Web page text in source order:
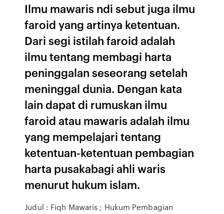
Ilmu mawaris ndi sebut juga ilmu
faroid yang artinya ketentuan.
Dari segi istilah faroid adalah
ilmu tentang membagi harta
peninggalan seseorang setelah
meninggal dunia. Dengan kata
lain dapat di rumuskan ilmu
faroid atau mawaris adalah ilmu
yang mempelajari tentang
ketentuan-ketentuan pembagian
harta pusakabagi ahli waris
menurut hukum islam.
Judul : Fiqh Mawaris ; Hukum Pembagian